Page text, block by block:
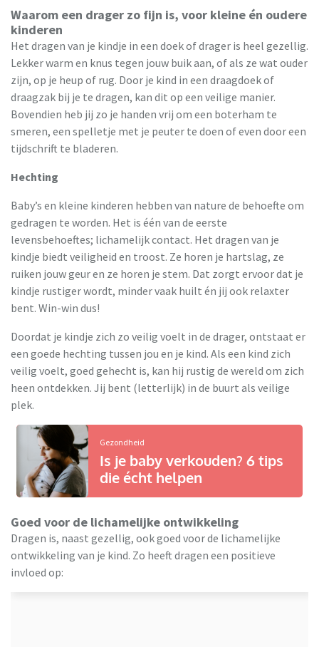
Waarom een drager zo fijn is, voor kleine én oudere
kinderen
Het dragen van je kindje in een doek of drager is heel gezellig.
Lekker warm en knus tegen jouw buik aan, of als ze wat ouder
zijn, op je heup of rug. Door je kind in een draagdoek of
draagzak bij je te dragen, kan dit op een veilige manier.
Bovendien heb jij zo je handen vrij om een boterham te
smeren, een spelletje met je peuter te doen of even door een
tijdschrift te bladeren.
Hechting
Baby’s en kleine kinderen hebben van nature de behoefte om
gedragen te worden. Het is één van de eerste
levensbehoeftes; lichamelijk contact. Het dragen van je
kindje biedt veiligheid en troost. Ze horen je hartslag, ze
ruiken jouw geur en ze horen je stem. Dat zorgt ervoor dat je
kindje rustiger wordt, minder vaak huilt én jij ook relaxter
bent. Win-win dus!
Doordat je kindje zich zo veilig voelt in de drager, ontstaat er
een goede hechting tussen jou en je kind. Als een kind zich
veilig voelt, goed gehecht is, kan hij rustig de wereld om zich
heen ontdekken. Jij bent (letterlijk) in de buurt als veilige
plek.
Gezondheid
Is je baby verkouden? 6 tips
die écht helpen
Goed voor de lichamelijke ontwikkeling
Dragen is, naast gezellig, ook goed voor de lichamelijke
ontwikkeling van je kind. Zo heeft dragen een positieve
invloed op: